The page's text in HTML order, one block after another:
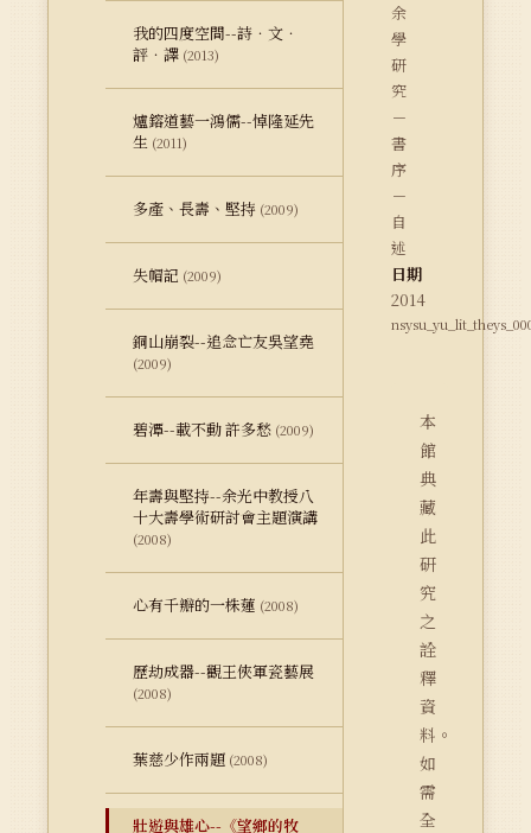
我的四度空間--詩．文．
評．譯 (2013)
爐鎔道藝一鴻儒--悼隆延先
生 (2011)
多產、長壽、堅持 (2009)
失帽記 (2009)
銅山崩裂--追念亡友吳望堯
(2009)
碧潭--載不動 許多愁 (2009)
年壽與堅持--余光中教授八
十大壽學術研討會主題演講
(2008)
心有千瓣的一株蓮 (2008)
歷劫成器--觀王俠軍瓷藝展
(2008)
葉慈少作兩題 (2008)
壯遊與雄心--《望鄉的牧
余
學
研
究
－
書
序
－
自
述
日期
2014
本
館
典
藏
此
研
究
之
詮
釋
資
料。
如
需
全